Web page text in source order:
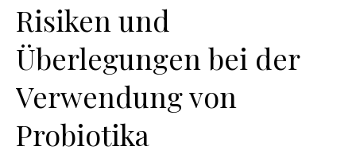
Risiken und
Überlegungen bei der
Verwendung von
Probiotika